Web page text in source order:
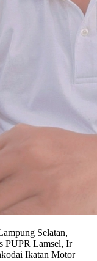
Selatan,
PUPR Lamsel, Ir
Ikatan Motor